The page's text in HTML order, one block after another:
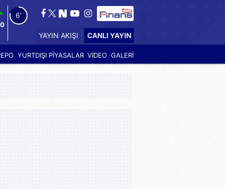
5’
YAYIN AKIŞI CANLI YAYIN
YURTDIŞI PİYASALAR VİDEO GALERİ